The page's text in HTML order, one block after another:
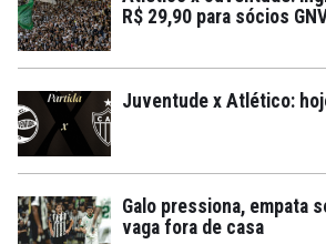
R$ 29,90 para sócios
Juventude x Atlético:
Galo pressiona, empata
vaga fora de casa